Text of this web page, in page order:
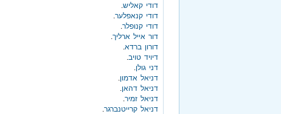
דודי קאליש.
דודי קנאפלער.
דודי קנופלר.
דור אייל ארליך.
דורון ברדא.
דיויד טויב.
דני גולן.
דניאל אדמון.
דניאל דהאן.
דניאל זמיר.
דניאל קרייטנברגר.